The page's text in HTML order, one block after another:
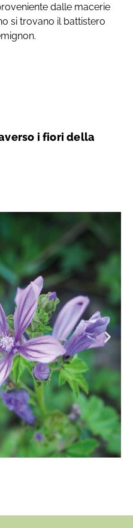
dalle macerie
si trovano il battistero
i fiori della